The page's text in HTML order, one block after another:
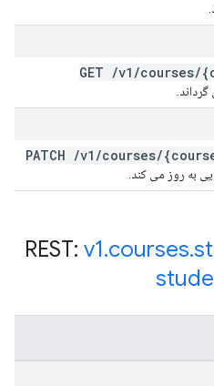
GET /v1 /courses/
PATCH /v1 /courses/
به روز می کند.
v1.courses.